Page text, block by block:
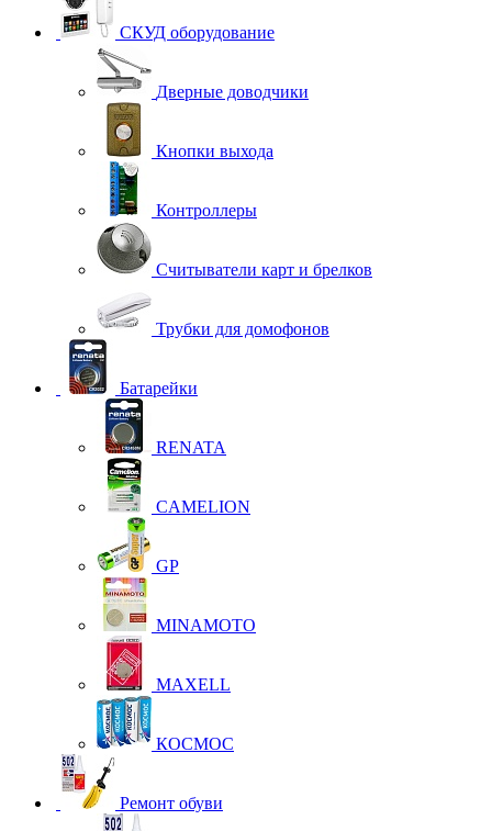
СКУД оборудование
Дверные доводчики
Кнопки выхода
Контроллеры
Считыватели карт и брелков
Трубки для домофонов
Батарейки
RENATA
CAMELION
GP
MINAMOTO
MAXELL
КОСМОС
Ремонт обуви